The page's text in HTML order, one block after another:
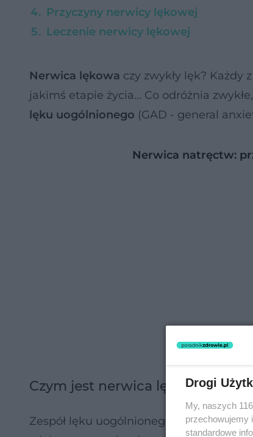
Przyczyny nerwicy lękowej
Leczenie nerwicy lękowej
Nerwica lękowa czy zwykły lęk? Każdy
jakimś etapie życia... Co odróżnia
lęku uogólnionego (GAD - general
Nerwica natręctw:
Czym jest nerwica lękowa
Zespół lęku uogólnionego, czylinerwica
Drogi
My, naszych
przechowujemy
standardowe